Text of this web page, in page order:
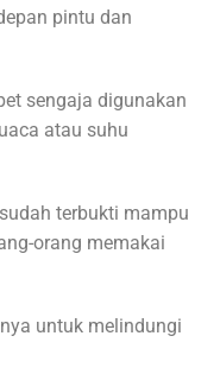
pintu dan
sengaja digunakan
atau suhu
terbukti mampu
orang memakai
untuk melindungi